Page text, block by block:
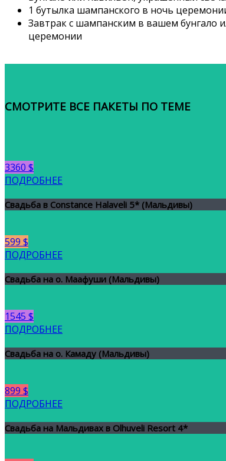
1 бутылка шампанского в ночь
Завтрак с шампанским в вашем бунгало
церемонии
СМОТРИТЕ ВСЕ ПАКЕТЫ ПО ТЕМЕ
3360 $
ПОДРОБНЕЕ
Свадьба в Constance Halaveli 5* (Мальдивы)
599 $
ПОДРОБНЕЕ
Свадьба на о. Маафуши (Мальдивы)
1545 $
ПОДРОБНЕЕ
Свадьба на о. Камаду (Мальдивы)
899 $
ПОДРОБНЕЕ
Свадьба на Мальдивах в Olhuveli Resort 4*